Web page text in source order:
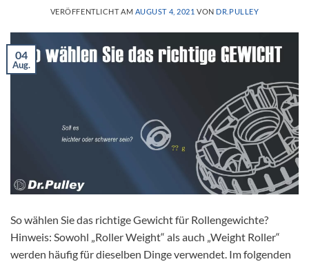
VERÖFFENTLICHT AM AUGUST 4, 2021 VON DR.PULLEY
04
Aug.
So wählen Sie das richtige Gewicht für Rollengewichte?
Hinweis: Sowohl „Roller Weight“ als auch „Weight Roller“
werden häufig für dieselben Dinge verwendet. Im folgenden